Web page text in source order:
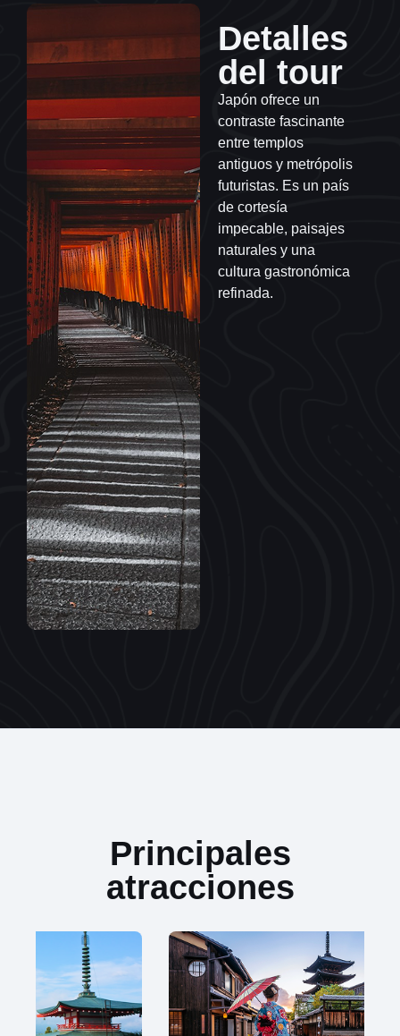
Detalles
del tour
Japón ofrece un
contraste fascinante
entre templos
antiguos y metrópolis
futuristas. Es un país
de cortesía
impecable, paisajes
naturales y una
cultura gastronómica
refinada.
Principales
atracciones